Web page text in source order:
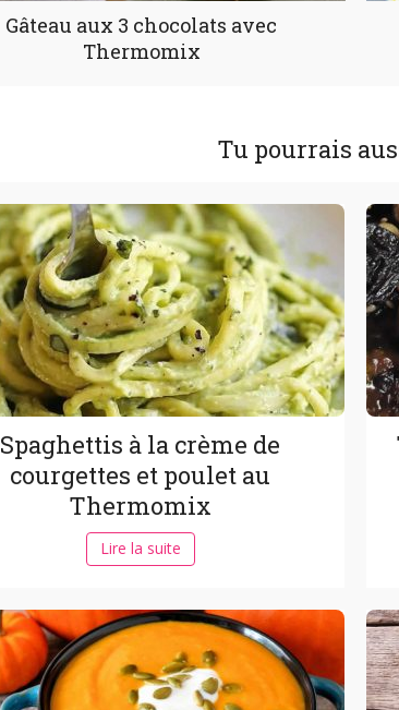
Gâteau aux 3 chocolats avec
Thermomix
Tu pourrais
Spaghettis à la crème de
courgettes et poulet au
Thermomix
Lire la suite